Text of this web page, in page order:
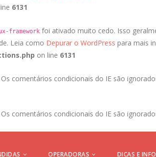
6131
framework foi ativado muito cedo. Isso
Leia como Depurar o WordPress para mais
on line 6131
Os comentários condicionais do IE são
Os comentários condicionais do IE são
OPERADORAS DICAS E